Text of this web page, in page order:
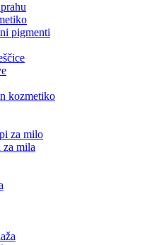
pigmenti
kozmetiko
za milo
za mila